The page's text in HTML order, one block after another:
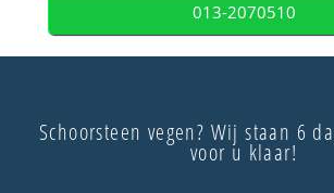
013-2070510
Schoorsteen vegen? Wij staan 6
voor u klaar!